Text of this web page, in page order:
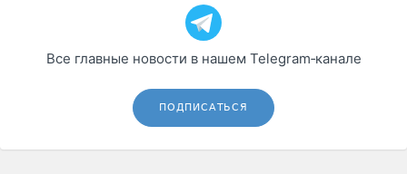
Все главные новости в нашем Telegram‑канале
ПОДПИСАТЬСЯ